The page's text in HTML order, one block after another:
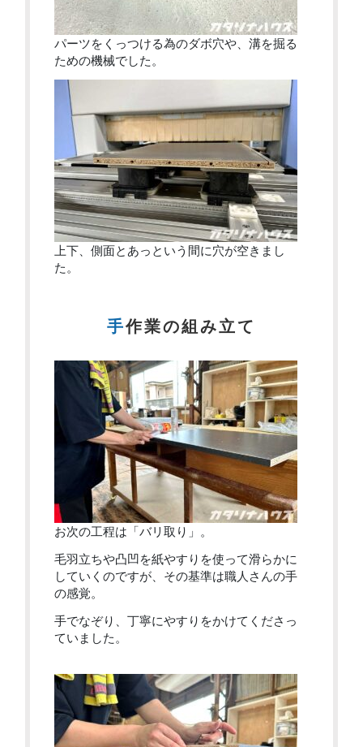
パーツをくっつける為のダボ穴や、溝を掘る
ための機械でした。
上下、側面とあっという間に穴が空きまし
た。
手作業の組み立て
お次の工程は「バリ取り」。
毛羽立ちや凸凹を紙やすりを使って滑らかに
していくのですが、その基準は職人さんの手
の感覚。
手でなぞり、丁寧にやすりをかけてくださっ
ていました。